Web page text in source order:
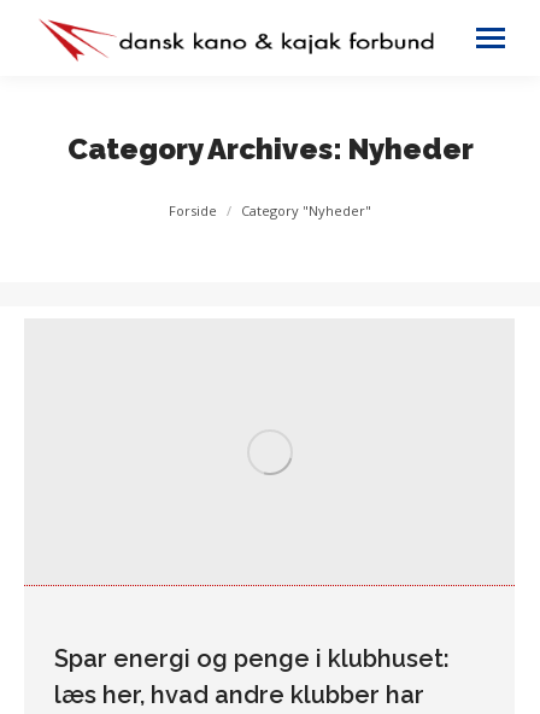
Category Archives: Nyheder
You are here:
Forside Category "Nyheder"
Spar energi og penge i klubhuset:
læs her, hvad andre klubber har